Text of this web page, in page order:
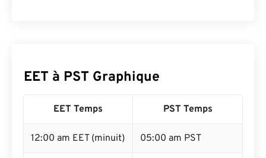
EET à PST Graphique
EET Temps PST Temps
12:00 am EET (minuit) 05:00 am PST